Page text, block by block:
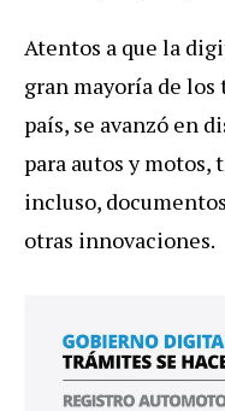
Atentos a que la
gran mayoría de
país, se avanzó en
para autos y motos,
incluso,
otras innovaciones.